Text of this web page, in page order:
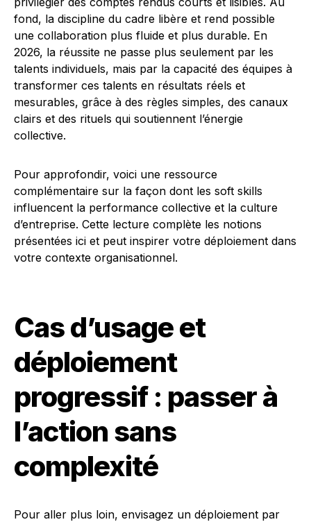
fond, la discipline du cadre libère et rend possible
une collaboration plus fluide et plus durable. En
2026, la réussite ne passe plus seulement par les
talents individuels, mais par la capacité des équipes à
transformer ces talents en résultats réels et
mesurables, grâce à des règles simples, des canaux
clairs et des rituels qui soutiennent l’énergie
collective.
Pour approfondir, voici une ressource
complémentaire sur la façon dont les soft skills
influencent la performance collective et la culture
d’entreprise. Cette lecture complète les notions
présentées ici et peut inspirer votre déploiement dans
votre contexte organisationnel.
Cas d’usage et
déploiement
progressif : passer à
l’action sans
complexité
Pour aller plus loin, envisagez un déploiement par